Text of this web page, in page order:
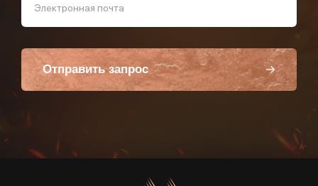
Электронная почта
Отправить запрос
Пользуясь данной формой вы соглашаетесь с политикой компании